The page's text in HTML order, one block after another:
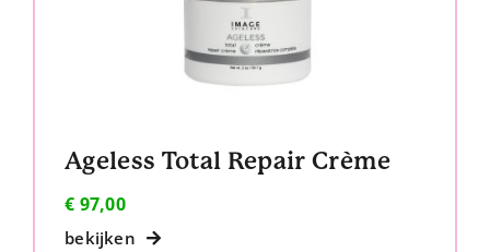
Ageless Total Repair Crème
€ 97,00
bekijken